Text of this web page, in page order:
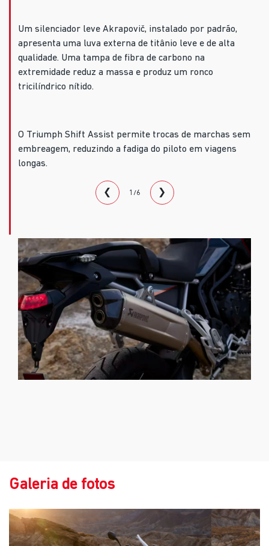
Um silenciador leve Akrapovič, instalado por padrão,
apresenta uma luva externa de titânio leve e de alta
qualidade. Uma tampa de fibra de carbono na
extremidade reduz a massa e produz um ronco
tricilíndrico nítido.
O Triumph Shift Assist permite trocas de marchas sem
embreagem, reduzindo a fadiga do piloto em viagens
longas.
❮ 1/6 ❯
Galeria de fotos